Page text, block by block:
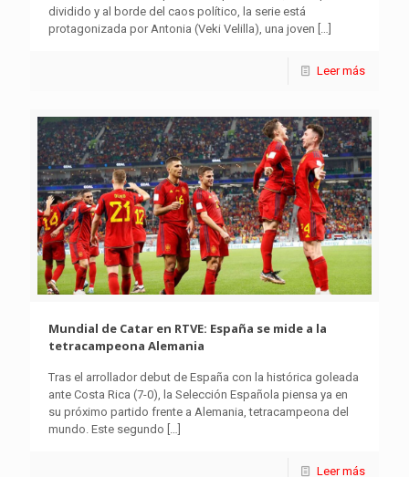
dividido y al borde del caos político, la serie está
protagonizada por Antonia (Veki Velilla), una joven
Leer más
Mundial de Catar en RTVE: España se mide a la
tetracampeona Alemania
Tras el arrollador debut de España con la histórica goleada
ante Costa Rica (7-0), la Selección Española piensa ya en
su próximo partido frente a Alemania, tetracampeona del
mundo. Este segundo […]
Leer más